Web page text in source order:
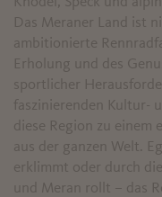
Das Meraner Land ist
ambitionierte
Erholung und des
sportlicher
faszinierenden Kultur-
diese Region zu einem
aus der ganzen Welt.
erklimmt oder durch
und Meran rollt – das